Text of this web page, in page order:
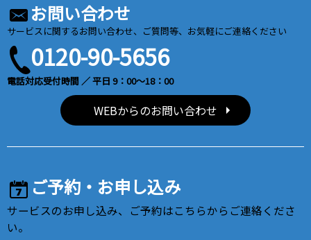
お問い合わせ
サービスに関するお問い合わせ、ご質問等、お気軽にご連絡ください
0120-90-5656
電話対応受付時間 ／ 平日 9：00～18：00
WEBからのお問い合わせ
ご予約・お申し込み
サービスのお申し込み、ご予約はこちらからご連絡くださ
い。